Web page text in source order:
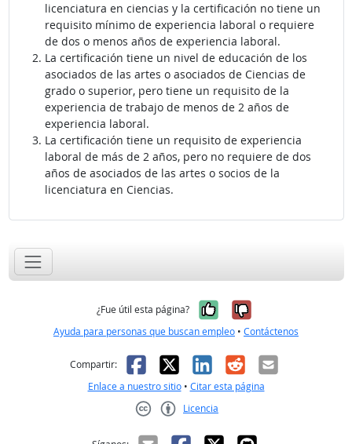
licenciatura en ciencias y la certificación no tiene un
requisito mínimo de experiencia laboral o requiere
de dos o menos años de experiencia laboral.
La certificación tiene un nivel de educación de los
asociados de las artes o asociados de Ciencias de
grado o superior, pero tiene un requisito de la
experiencia de trabajo de menos de 2 años de
experiencia laboral.
La certificación tiene un requisito de experiencia
laboral de más de 2 años, pero no requiere de dos
años de asociados de las artes o socios de la
licenciatura en Ciencias.
¿Fue útil esta página? Sí, fue útil
No, no fue
Ayuda para personas que buscan empleo • Contáctenos
Compartir: Facebook
X LinkedIn
RedditCorreo
Enlace a nuestro sitio• Citar esta página
Licencia